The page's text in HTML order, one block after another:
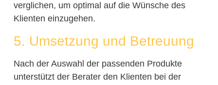
verglichen, um optimal auf die Wünsche des
Klienten einzugehen.
5. Umsetzung und Betreuung
Nach der Auswahl der passenden Produkte
unterstützt der Berater den Klienten bei der